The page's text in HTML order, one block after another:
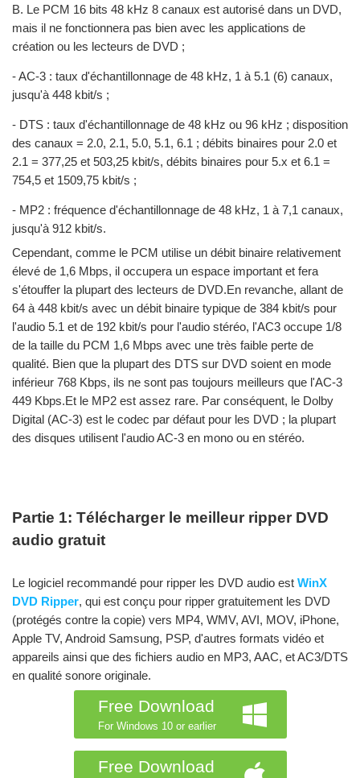
B. Le PCM 16 bits 48 kHz 8 canaux est autorisé dans un DVD,
mais il ne fonctionnera pas bien avec les applications de
création ou les lecteurs de DVD ;
- AC-3 : taux d'échantillonnage de 48 kHz, 1 à 5.1 (6) canaux,
jusqu'à 448 kbit/s ;
- DTS : taux d'échantillonnage de 48 kHz ou 96 kHz ; disposition
des canaux = 2.0, 2.1, 5.0, 5.1, 6.1 ; débits binaires pour 2.0 et
2.1 = 377,25 et 503,25 kbit/s, débits binaires pour 5.x et 6.1 =
754,5 et 1509,75 kbit/s ;
- MP2 : fréquence d'échantillonnage de 48 kHz, 1 à 7,1 canaux,
jusqu'à 912 kbit/s.
Cependant, comme le PCM utilise un débit binaire relativement
élevé de 1,6 Mbps, il occupera un espace important et fera
s'étouffer la plupart des lecteurs de DVD.En revanche, allant de
64 à 448 kbit/s avec un débit binaire typique de 384 kbit/s pour
l'audio 5.1 et de 192 kbit/s pour l'audio stéréo, l'AC3 occupe 1/8
de la taille du PCM 1,6 Mbps avec une très faible perte de
qualité. Bien que la plupart des DTS sur DVD soient en mode
inférieur 768 Kbps, ils ne sont pas toujours meilleurs que l'AC-3
449 Kbps.Et le MP2 est assez rare. Par conséquent, le Dolby
Digital (AC-3) est le codec par défaut pour les DVD ; la plupart
des disques utilisent l'audio AC-3 en mono ou en stéréo.
Partie 1: Télécharger le meilleur ripper DVD
audio gratuit
Le logiciel recommandé pour ripper les DVD audio est WinX
DVD Ripper, qui est conçu pour ripper gratuitement les DVD
(protégés contre la copie) vers MP4, WMV, AVI, MOV, iPhone,
Apple TV, Android Samsung, PSP, d'autres formats vidéo et
appareils ainsi que des fichiers audio en MP3, AAC, et AC3/DTS
en qualité sonore originale.
Free Download
For Windows 10 or earlier
Free Download